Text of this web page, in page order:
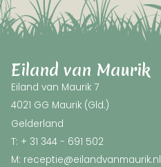
Eiland van Maurik
Eiland van Maurik 7
4021 GG Maurik (Gld.)
Gelderland
T: + 31 344 - 691 502
M: receptie@eilandvanmaurik.nl